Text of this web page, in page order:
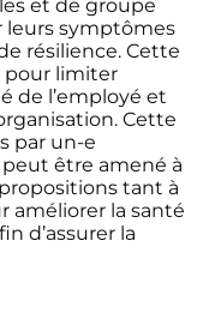
et de groupe
leurs symptômes
résilience. Cette
pour limiter
de l’employé et
Cette
par un-e
être amené à
tant à
améliorer la santé
d’assurer la